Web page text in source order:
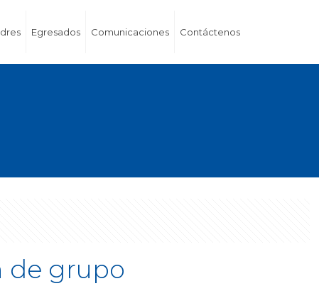
Egresados Comunicaciones Contáctenos
de grupo